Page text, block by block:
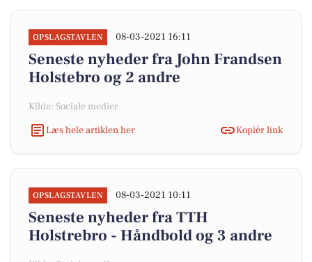
OPSLAGSTAVLEN 08-03-2021 16:11
Seneste nyheder fra John Frandsen
Holstebro og 2 andre
Kilde: Sociale medier
Læs hele artiklen her
Kopiér link
OPSLAGSTAVLEN 08-03-2021 10:11
Seneste nyheder fra TTH
Holstrebro - Håndbold og 3 andre